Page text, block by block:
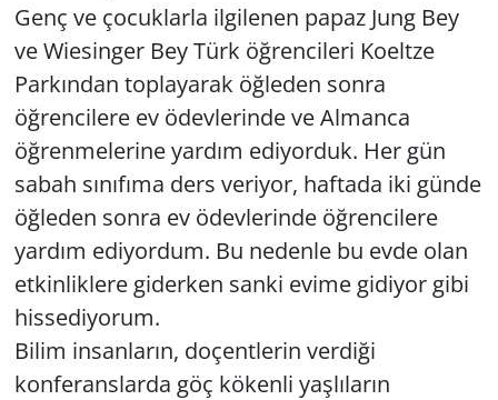
Genç ve çocuklarla ilgilenen papaz Jung Bey
ve Wiesinger Bey Türk öğrencileri Koeltze
Parkından toplayarak öğleden sonra
öğrencilere ev ödevlerinde ve Almanca
öğrenmelerine yardım ediyorduk. Her gün
sabah sınıfıma ders veriyor, haftada iki günde
öğleden sonra ev ödevlerinde öğrencilere
yardım ediyordum. Bu nedenle bu evde olan
etkinliklere giderken sanki evime gidiyor gibi
hissediyorum.
Bilim insanların, doçentlerin verdiği
konferanslarda göç kökenli yaşlıların